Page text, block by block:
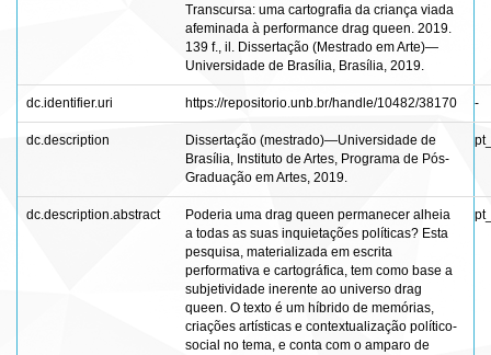
Transcursa: uma cartografia da criança viada
afeminada à performance drag queen. 2019.
139 f., il. Dissertação (Mestrado em Arte)—
Universidade de Brasília, Brasília, 2019.
dc.identifier.uri https://repositorio.unb.br/handle/10482/38170 -
dc.description
Dissertação (mestrado)—Universidade de
Brasília, Instituto de Artes, Programa de Pós-
Graduação em Artes, 2019.
dc.description.abstract
Poderia uma drag queen permanecer alheia
a todas as suas inquietações políticas? Esta
pesquisa, materializada em escrita
performativa e cartográfica, tem como base a
subjetividade inerente ao universo drag
queen. O texto é um híbrido de memórias,
criações artísticas e contextualização político-
social no tema, e conta com o amparo de